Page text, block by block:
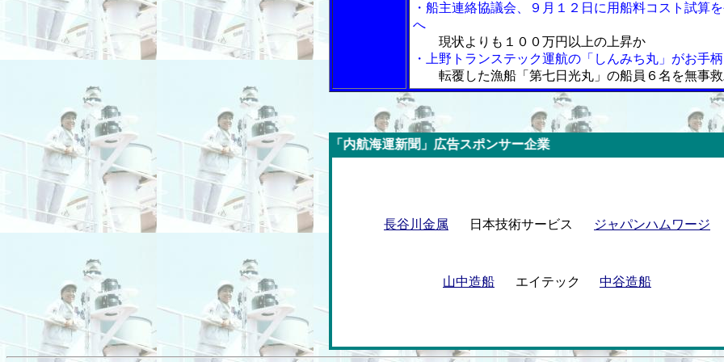
・船主連絡協議会、９月１２日に用船料コスト試算
へ
現状よりも１００万円以上の上昇か
・上野トランステック運航の「しんみち丸」がお手柄
転覆した漁船「第七日光丸」の船員６名を無事
今週の「内航海運新聞」広告スポンサー企業
長谷川金属 日本技術サービス ジャパンハムワージ
山中造船 エイテック 中谷造船